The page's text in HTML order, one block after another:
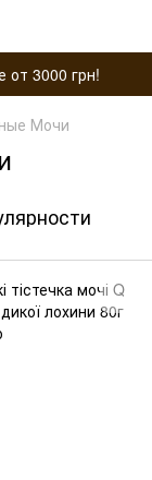
от 3000 грн!
Мочи